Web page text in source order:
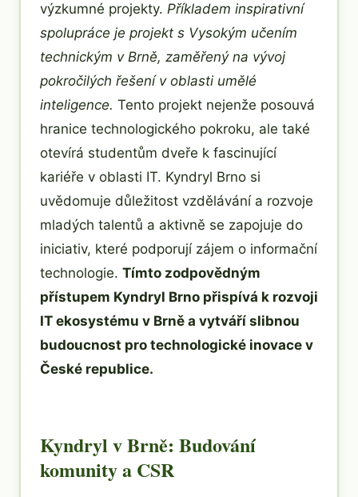
výzkumné projekty. Příkladem inspirativní
spolupráce je projekt s Vysokým učením
technickým v Brně, zaměřený na vývoj
pokročilých řešení v oblasti umělé
inteligence. Tento projekt nejenže posouvá
hranice technologického pokroku, ale také
otevírá studentům dveře k fascinující
kariéře v oblasti IT. Kyndryl Brno si
uvědomuje důležitost vzdělávání a rozvoje
mladých talentů a aktivně se zapojuje do
iniciativ, které podporují zájem o informační
technologie. Tímto zodpovědným
přístupem Kyndryl Brno přispívá k rozvoji
IT ekosystému v Brně a vytváří slibnou
budoucnost pro technologické inovace v
České republice.
Kyndryl v Brně: Budování
komunity a CSR